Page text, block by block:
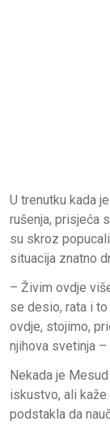
U trenutku kada
rušenja, prisjeća
su skroz
situacija znatno
– Živim ovdje
se desio, rata i
ovdje, stojimo,
njihova svetinja
Nekada je
iskustvo, ali kaže
podstakla da